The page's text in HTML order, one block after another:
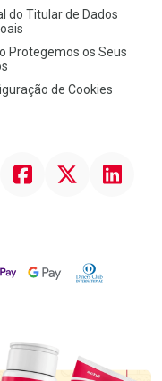
do Titular de Dados
Protegemos os Seus
de Cookies
FacebookTwitter Linkedin
Google PayDiners Club